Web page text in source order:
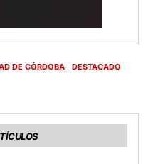
DE CÓRDOBA
DESTACADO